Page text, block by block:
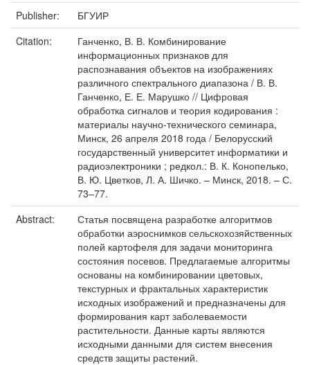
Publisher:
БГУИР
Citation:
Ганченко, В. В. Комбинирование
информационных признаков для
распознавания объектов на изображениях
различного спектрального диапазона / В. В.
Ганченко, Е. Е. Марушко // Цифровая
обработка сигналов и теория кодирования :
материалы научно-технического семинара,
Минск, 26 апреля 2018 года / Белорусский
государственный университет информатики и
радиоэлектроники ; редкол.: В. К. Конопелько,
В. Ю. Цветков, Л. А. Шичко. – Минск, 2018. – С.
73–77.
Abstract:
Статья посвящена разработке алгоритмов
обработки аэроснимков сельскохозяйственных
полей картофеля для задачи мониторинга
состояния посевов. Предлагаемые алгоритмы
основаны на комбинировании цветовых,
текстурных и фрактальных характеристик
исходных изображений и предназначены для
формирования карт заболеваемости
растительности. Данные карты являются
исходными данными для систем внесения
средств защиты растений.